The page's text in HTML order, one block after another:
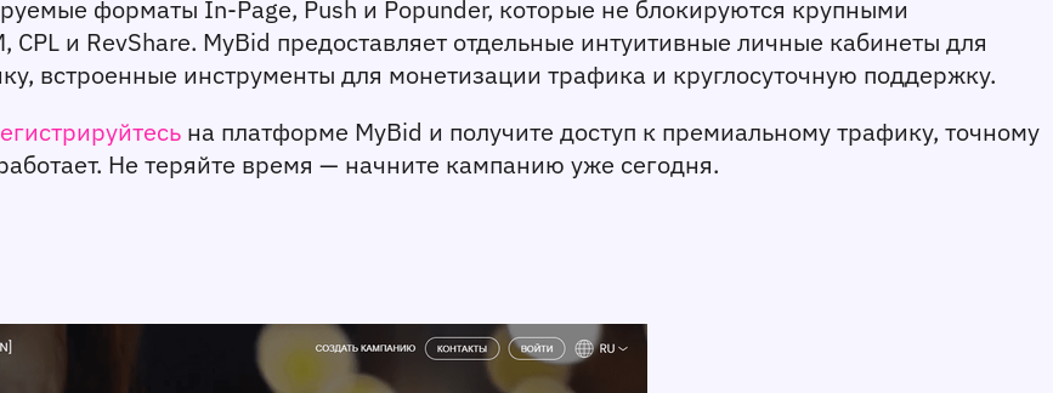
форматы In-Page, Push и Popunder, которые не блокируются крупными
и RevShare. MyBid предоставляет отдельные интуитивные личные кабинеты для
встроенные инструменты для монетизации трафика и круглосуточную поддержку.
на платформе MyBid и получите доступ к премиальному трафику, точному
Не теряйте время — начните кампанию уже сегодня.